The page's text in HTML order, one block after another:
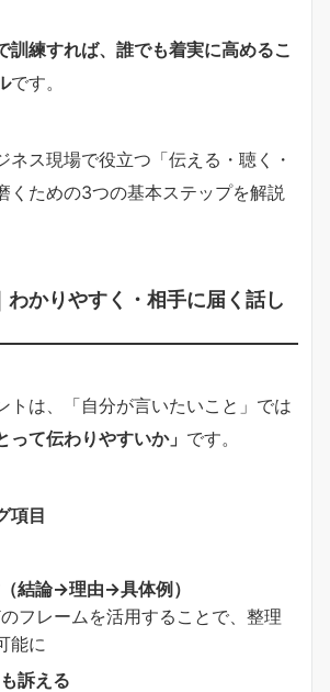
訓練すれば、誰でも着実に高めるこ
です。
ネス現場で役立つ「伝える・聴く・
くための3つの基本ステップを解説
わかりやすく・相手に届く話し
トは、「自分が言いたいこと」では
って伝わりやすいか」 です。
項目
結論→理由→具体例）
フレームを活用することで、整理
能に
訴える